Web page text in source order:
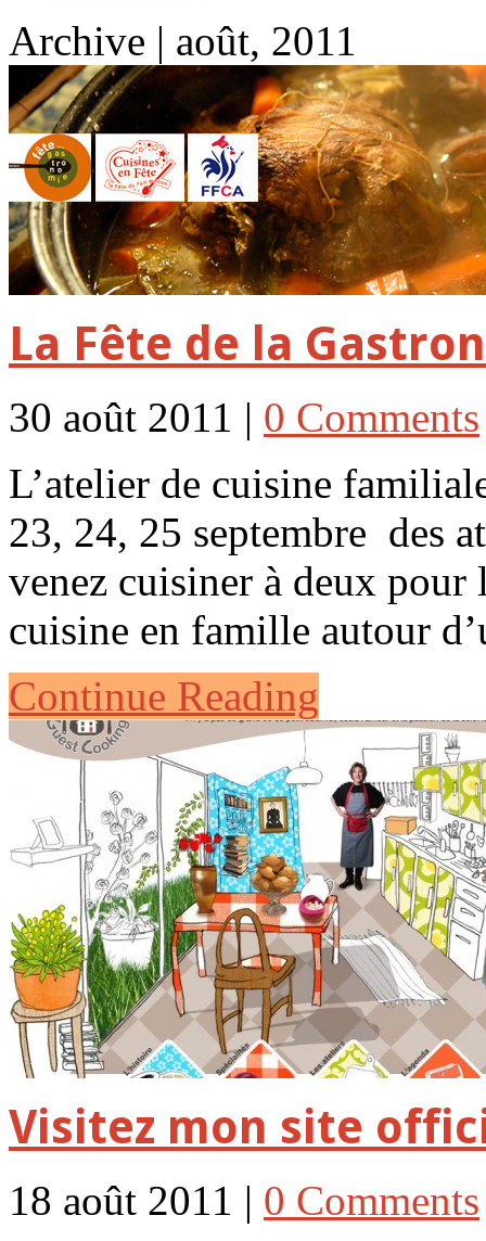
Archive | août, 2011
La Fête de la
30 août 2011 | 0 Comments
L’atelier de cuisine
23, 24, 25 septembre des
venez cuisiner à deux
cuisine en famille autour
Continue Reading
Visitez mon site
18 août 2011 | 0 Comments